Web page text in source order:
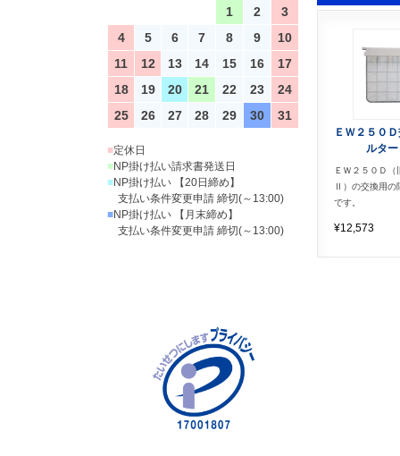
ＥＷ２５０
ルタ
ＥＷ２５０Ｄ（
Ⅱ）の交換用の
です。
¥12,573
1
2
3
4
5 6 7 8 9
10
11
12 13 14 15 16
17
18
19 20 21 22 23
24
25
26 27 28 29 30 31
■定休日
■NP掛け払い請求書発送日
■NP掛け払い 【20日締め】
支払い条件変更申請 締切(～13:00)
■NP掛け払い 【月末締め】
支払い条件変更申請 締切(～13:00)